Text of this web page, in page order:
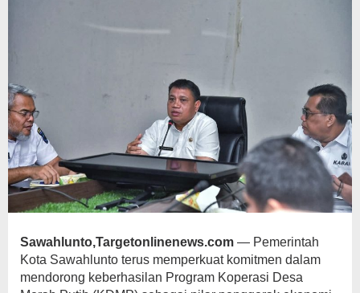
Sawahlunto,Targetonlinenews.com — Pemerintah
Kota Sawahlunto terus memperkuat komitmen dalam
mendorong keberhasilan Program Koperasi Desa